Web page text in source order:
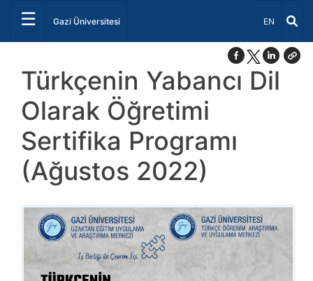
☰ Gazi Üniversitesi Dil Seçiniz
EN
Türkçenin Yabancı Dil
Olarak Öğretimi
Sertifika Programı
(Ağustos 2022)